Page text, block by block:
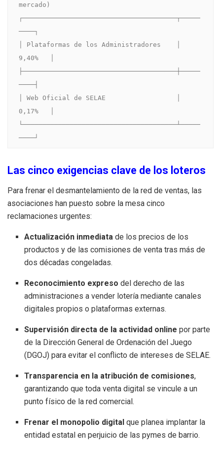
mercado)
┌───────────────────────────────────────┬─────
────┐
│ Plataformas de los Administradores    │
9,40%   │
├───────────────────────────────────────┼─────
────┤
│ Web Oficial de SELAE                  │
0,17%   │
└───────────────────────────────────────┴─────
Las cinco exigencias clave de los loteros
Para frenar el desmantelamiento de la red de ventas, las
asociaciones han puesto sobre la mesa cinco
reclamaciones urgentes:
Actualización inmediata de los precios de los
productos y de las comisiones de venta tras más de
dos décadas congeladas.
Reconocimiento expreso del derecho de las
administraciones a vender lotería mediante canales
digitales propios o plataformas externas.
Supervisión directa de la actividad online por parte
de la Dirección General de Ordenación del Juego
(DGOJ) para evitar el conflicto de intereses de SELAE.
Transparencia en la atribución de comisiones,
garantizando que toda venta digital se vincule a un
punto físico de la red comercial.
Frenar el monopolio digital que planea implantar la
entidad estatal en perjuicio de las pymes de barrio.